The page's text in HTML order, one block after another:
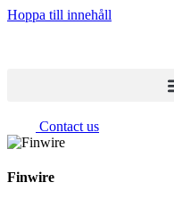
Hoppa till innehåll
Contact us
Finwire